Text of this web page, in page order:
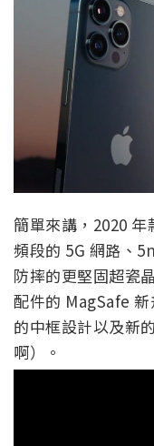
簡單來講，2020
頻段的 5G 網路、
防摔的更堅固超瓷
配件的 MagSafe
的中框設計以及新
啊）。